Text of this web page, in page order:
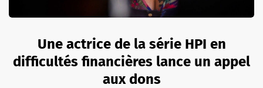
Une actrice de la série HPI en
difficultés financières lance un appel
aux dons